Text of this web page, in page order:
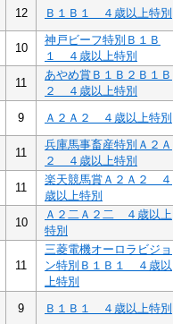
12 Ｂ１Ｂ１ ４歳以上特別
10
神戸ビーフ特別Ｂ１Ｂ
１ ４歳以上特別
11
あやめ賞Ｂ１Ｂ２Ｂ１Ｂ
２ ４歳以上特別
9 Ａ２Ａ２ ４歳以上特別
11
兵庫馬事畜産特別Ａ２Ａ
２ ４歳以上特別
11
楽天競馬賞Ａ２Ａ２ ４
歳以上特別
10
Ａ２二Ａ２二 ４歳以上
特別
11
三菱電機オーロラビジョ
ン特別Ｂ１Ｂ１ ４歳以
上特別
9 Ｂ１Ｂ１ ４歳以上特別